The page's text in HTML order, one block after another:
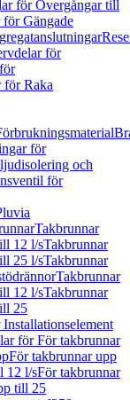
för Övergångar till
för Gängade
för
för Raka
för
och
för
Takbrunnar
12 l/sTakbrunnar
25 l/sTakbrunnar
Takbrunnar
12 l/sTakbrunnar
25
för För takbrunnar
För takbrunnar upp
12 l/sFör takbrunnar
till 25